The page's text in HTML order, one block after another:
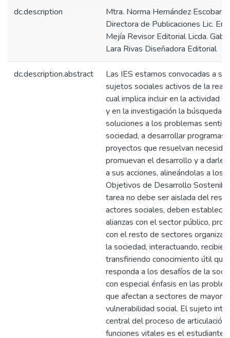
dc.description
Mtra. Norma Hernández Escobar
Directora de Publicaciones Lic.
Mejía Revisor Editorial Licda.
Lara Rivas Diseñadora Editorial
dc.description.abstract
Las IES estamos convocadas a ser
sujetos sociales activos de la
cual implica incluir en la actividad
y en la investigación la búsqueda
soluciones a los problemas
sociedad, a desarrollar programas
proyectos que resuelvan
promuevan el desarrollo y a darle
a sus acciones, alineándolas a los
Objetivos de Desarrollo
tarea no debe ser aislada del
actores sociales, deben
alianzas con el sector público,
con el resto de sectores
la sociedad, interactuando,
transfiriendo conocimiento útil que
responda a los desafíos de la
con especial énfasis en las
que afectan a sectores de mayor
vulnerabilidad social. El sujeto
central del proceso de articulación
funciones vitales es el estudiante